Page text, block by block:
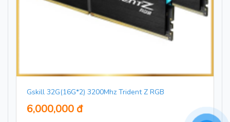
Gskill 32G(16G*2) 3200Mhz Trident Z RGB
6,000,000 đ